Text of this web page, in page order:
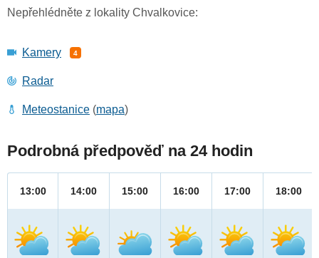
Nepřehlédněte z lokality Chvalkovice:
Kamery 4
Radar
Meteostanice (mapa)
Podrobná předpověď na 24 hodin
13:00 14:00 15:00 16:00 17:00 18:00